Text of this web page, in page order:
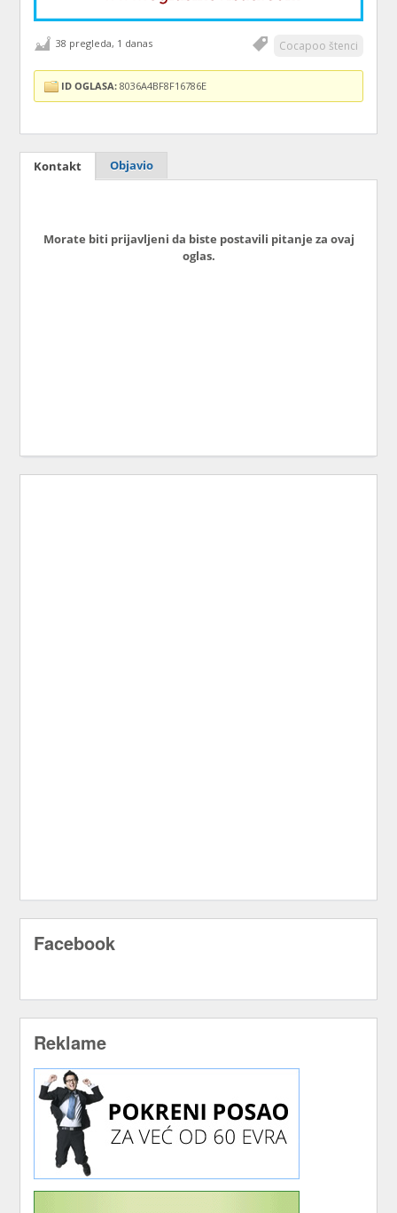
Cocapoo štenci
38 pregleda, 1 danas
ID OGLASA: 8036A4BF8F16786E
Kontakt Objavio
Morate biti prijavljeni da biste postavili pitanje za ovaj
oglas.
Facebook
Reklame